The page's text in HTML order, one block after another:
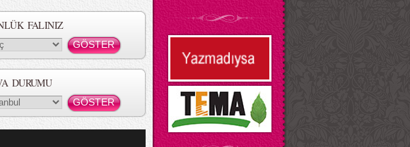
FALINIZ
DURUMU